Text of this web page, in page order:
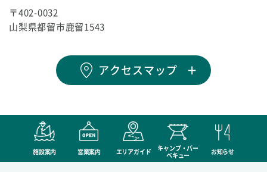
〒402-0032
山梨県都留市鹿留1543
アクセスマップ
施設案内 営業案内 エリアガイド
キャンプ・バー
ベキュー
お知らせ